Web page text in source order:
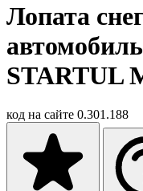
Лопата
STARTUL
код на сайте 0.301.188